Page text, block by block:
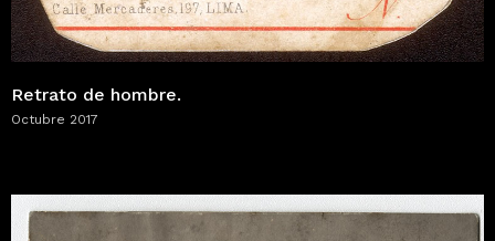
Retrato de hombre.
Octubre 2017